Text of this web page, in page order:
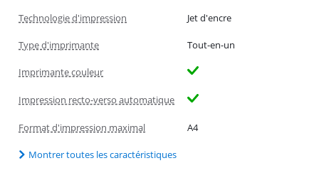
Technologie d'impression Jet d'encre
Type d'imprimante Tout-en-un
Imprimante couleur
Impression recto-verso automatique
Format d'impression maximal A4
Montrer toutes les caractéristiques